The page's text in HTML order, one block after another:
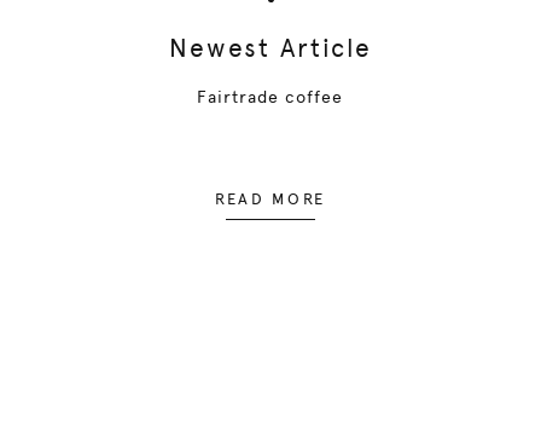
Newest Article
Fairtrade coffee
READ MORE